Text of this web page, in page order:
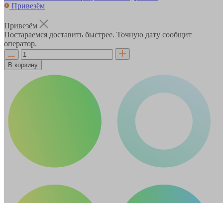
Привезём
Привезём
Постараемся доставить быстрее. Точную дату сообщит
оператор.
В корзину